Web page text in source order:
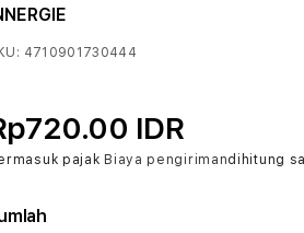
4710901730444
IDR
pajak Biaya pengirimandihitung